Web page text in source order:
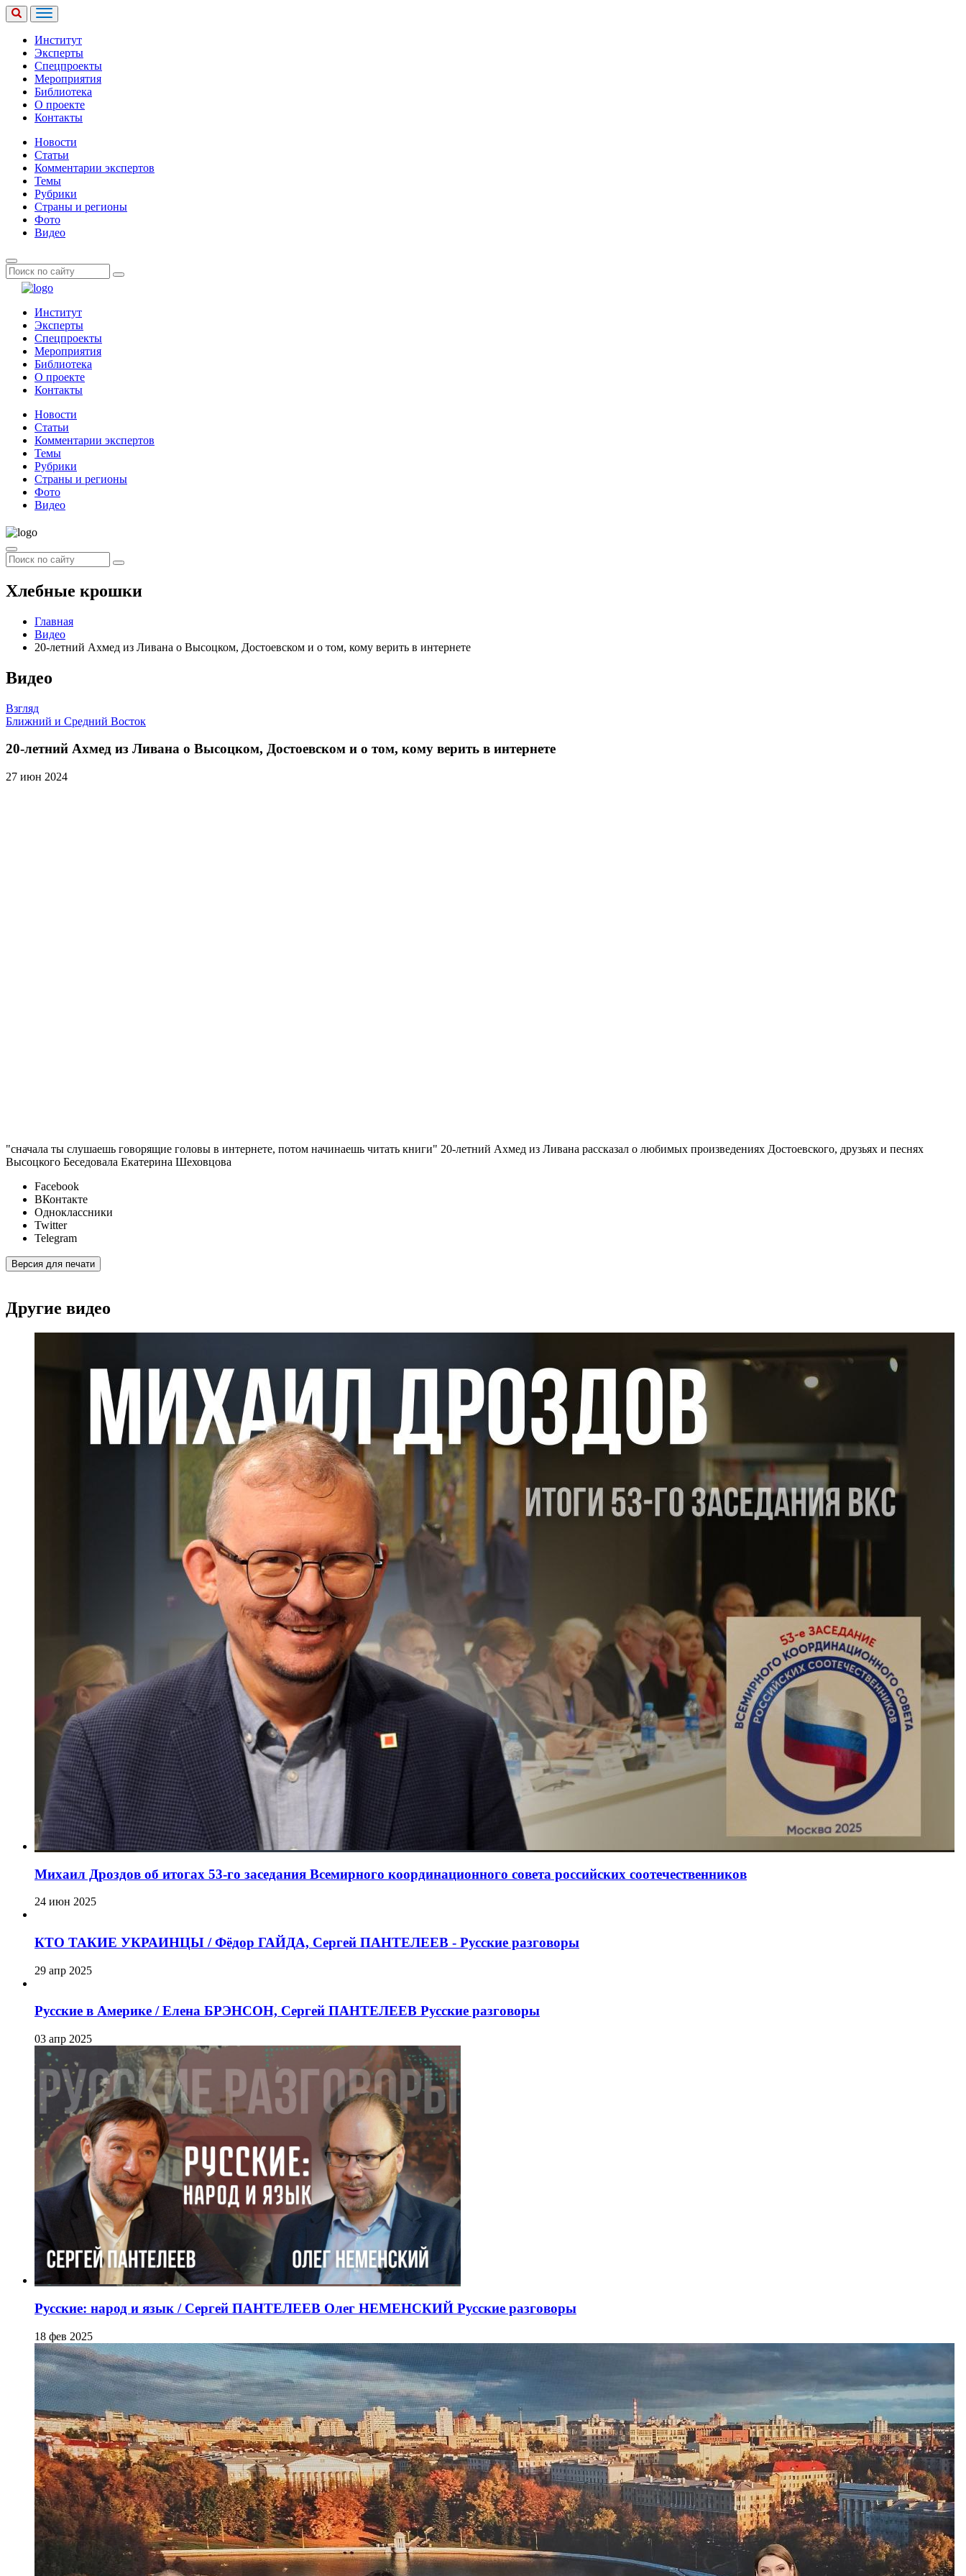
Институт
Эксперты
Спецпроекты
Мероприятия
Библиотека
О проекте
Контакты
Новости
Статьи
Комментарии экспертов
Темы
Рубрики
Страны и регионы
Фото
Видео
Институт
Эксперты
Спецпроекты
Мероприятия
Библиотека
О проекте
Контакты
Новости
Статьи
Комментарии экспертов
Темы
Рубрики
Страны и регионы
Фото
Видео
Хлебные крошки
Главная
Видео
20-летний Ахмед из Ливана о Высоцком, Достоевском и о том, кому верить в интернете
Видео
Взгляд
Ближний и Средний Восток
20-летний Ахмед из Ливана о Высоцком, Достоевском и о том, кому верить в интернете
27 июн 2024
"сначала ты слушаешь говорящие головы в интернете, потом начинаешь читать книги" 20-летний Ахмед из Ливана рассказал о любимых произведениях Достоевского, друзьях и песнях
Высоцкого Беседовала Екатерина Шеховцова
Facebook
ВКонтакте
Одноклассники
Twitter
Telegram
Версия для печати
Другие видео
Михаил Дроздов об итогах 53-го заседания Всемирного координационного совета российских соотечественников
24 июн 2025
КТО ТАКИЕ УКРАИНЦЫ / Фёдор ГАЙДА, Сергей ПАНТЕЛЕЕВ - Русские разговоры
29 апр 2025
Русские в Америке / Елена БРЭНСОН, Сергей ПАНТЕЛЕЕВ Русские разговоры
03 апр 2025
Русские: народ и язык / Сергей ПАНТЕЛЕЕВ Олег НЕМЕНСКИЙ Русские разговоры
18 фев 2025